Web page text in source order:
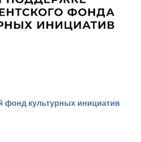
фонд культурных инициатив